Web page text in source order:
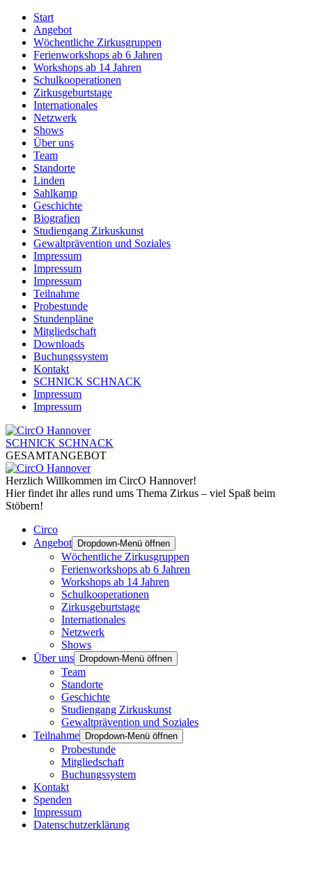
Start
Angebot
Wöchentliche Zirkusgruppen
Ferienworkshops ab 6 Jahren
Workshops ab 14 Jahren
Schulkooperationen
Zirkusgeburtstage
Internationales
Netzwerk
Shows
Über uns
Team
Standorte
Linden
Sahlkamp
Geschichte
Biografien
Studiengang Zirkuskunst
Gewaltprävention und Soziales
Impressum
Impressum
Impressum
Teilnahme
Probestunde
Stundenpläne
Mitgliedschaft
Downloads
Buchungssystem
Kontakt
SCHNICK SCHNACK
Impressum
Impressum
SCHNICK SCHNACK
GESAMTANGEBOT
Herzlich Willkommen im CircO Hannover!
Hier findet ihr alles rund ums Thema Zirkus – viel Spaß beim
Stöbern!
Circo
Angebot
Dropdown-Menü öffnen
Wöchentliche Zirkusgruppen
Ferienworkshops ab 6 Jahren
Workshops ab 14 Jahren
Schulkooperationen
Zirkusgeburtstage
Internationales
Netzwerk
Shows
Über uns
Dropdown-Menü öffnen
Team
Standorte
Geschichte
Studiengang Zirkuskunst
Gewaltprävention und Soziales
Teilnahme
Dropdown-Menü öffnen
Probestunde
Mitgliedschaft
Buchungssystem
Kontakt
Spenden
Impressum
Datenschutzerklärung